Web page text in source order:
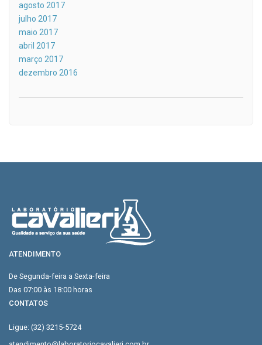
agosto 2017
julho 2017
maio 2017
abril 2017
março 2017
dezembro 2016
ATENDIMENTO
De Segunda-feira a Sexta-feira
Das 07:00 às 18:00 horas
CONTATOS
Ligue: (32) 3215-5724